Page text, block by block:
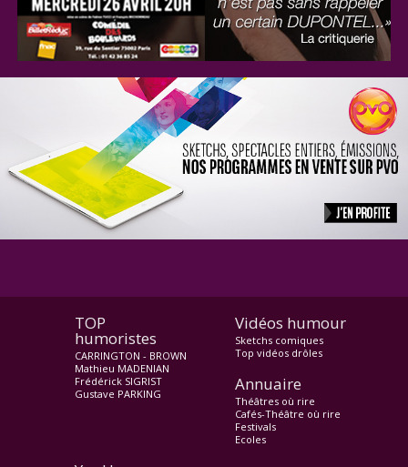
TOP
humoristes
CARRINGTON - BROWN
Mathieu MADENIAN
Frédérick SIGRIST
Gustave PARKING
Vidéos humour
Sketchs comiques
Top vidéos drôles
Annuaire
Théâtres où rire
Cafés-Théâtre où rire
Festivals
Ecoles